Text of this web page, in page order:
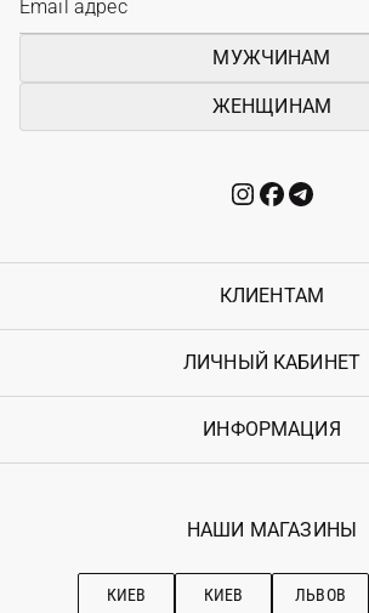
МУЖЧИНАМ
ЖЕНЩИНАМ
КЛИЕНТАМ
Контакты
Возврат
Гарантия
ЛИЧНЫЙ КАБИНЕТ
Войти
Ostriv Club+
ИНФОРМАЦИЯ
Наши магазини
Рекомендации по уходу
НАШИ МАГАЗИНЫ
КИЕВ КИЕВ ЛЬВОВ